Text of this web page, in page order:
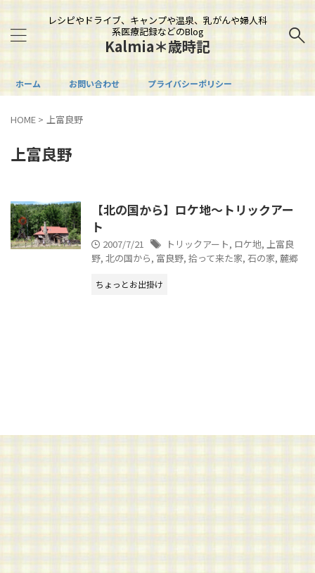
レシピやドライブ、キャンプや温泉、乳がんや婦人科
系医療記録などのBlog
Kalmia＊歳時記
ホーム お問い合わせ プライバシーポリシー
HOME > 上富良野
上富良野
【北の国から】ロケ地～トリックアー
ト
2007/7/21 トリックアート, ロケ地, 上富良
野, 北の国から, 富良野, 拾って来た家, 石の家, 麓郷
ちょっとお出掛け